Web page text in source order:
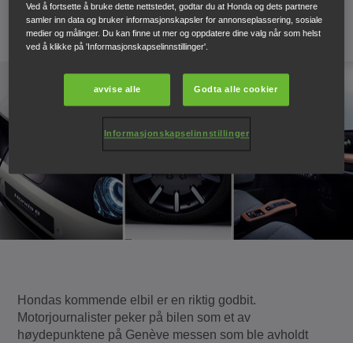
24. juni 2019
Hondas kommende elbil er en riktig godbit.
Motorjournalister peker på bilen som et av
høydepunktene på Genève messen som ble avholdt
Ved å fortsette å bruke dette nettstedet, godtar du at Honda og dets partnere
samler inn data og bruker informasjonskapsler for annonseplassering, sosiale
medier og målinger. Du kan finne ut mer og oppdatere dine valg når som helst
ved å klikke på 'Informasjonskapselinnstillinger'.
avvise alle Godta alle cookier
Informasjonskapselinnstillinger